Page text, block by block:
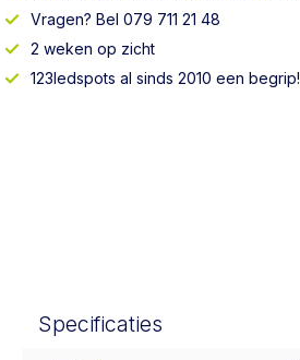
Vragen? Bel 079 711 21 48
2 weken op zicht
123ledspots al sinds 2010 een begrip!
Specificaties